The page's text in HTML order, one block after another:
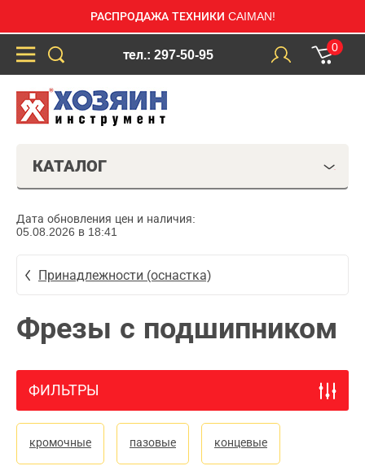
РАСПРОДАЖА ТЕХНИКИ CAIMAN!
тел.: 297-50-95
0
КАТАЛОГ
Дата обновления цен и наличия:
05.08.2026 в 18:41
Принадлежности (оснастка)
Фрезы с подшипником
ФИЛЬТРЫ
кромочные пазовые концевые